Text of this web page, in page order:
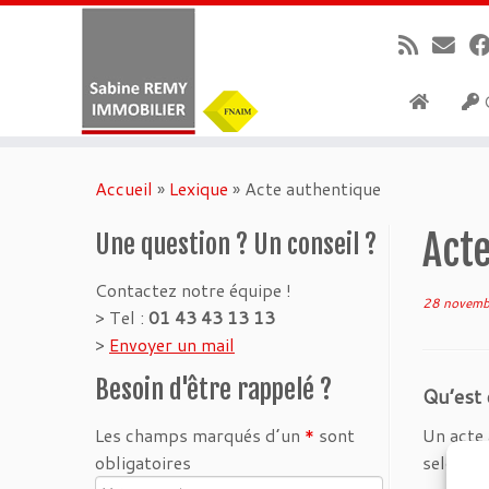
Accueil » Lexique » Acte authentique
Une question ? Un conseil ?
Contactez notre équipe !
> Tel : 01 43 43 13 13
> Envoyer un mail
Besoin d'être rappelé ?
Les champs marqués d’un * sont
obligatoires
28
Un
selon